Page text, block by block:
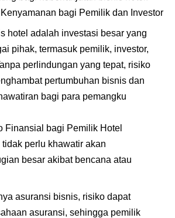
bagi Pemilik dan Investor
hotel adalah investasi besar yang
pihak, termasuk pemilik, investor,
perlindungan yang tepat, risiko
pertumbuhan bisnis dan
bagi para pemangku
Finansial bagi Pemilik Hotel
perlu khawatir akan
besar akibat bencana atau
asuransi bisnis, risiko dapat
asuransi, sehingga pemilik